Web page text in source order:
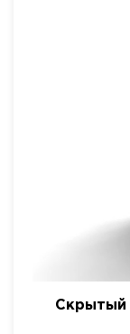
Скрытый